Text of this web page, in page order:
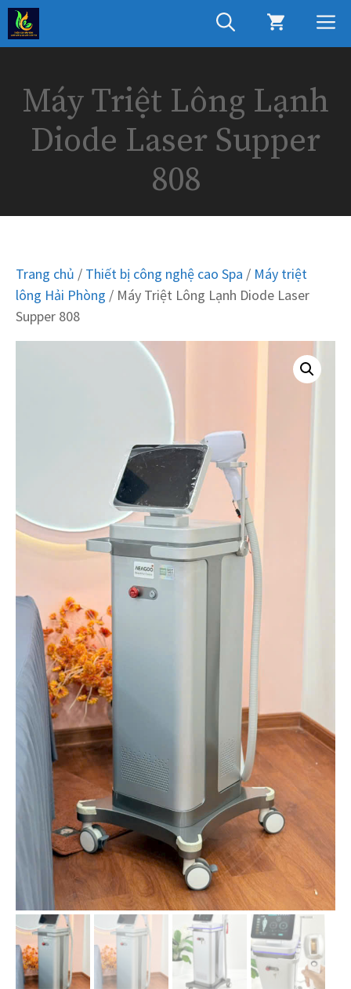
Chuyển
đến
nội
Máy Triệt Lông Lạnh
Diode Laser Supper
808
Trang chủ / Thiết bị công nghệ cao Spa / Máy triệt
lông Hải Phòng / Máy Triệt Lông Lạnh Diode Laser
Supper 808